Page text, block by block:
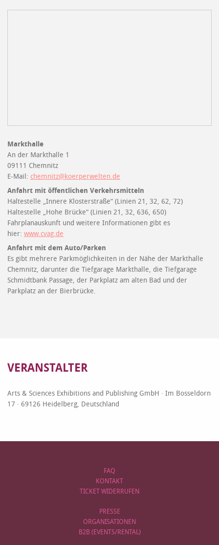
Markthalle
An der Markthalle 1
09111 Chemnitz
E-Mail: chemnitz@koerperwelten.de
Anfahrt mit öffentlichen Verkehrsmitteln
Haltestelle „Innere Klosterstraße“ (Linien 21, 32, 62, 72)
Haltestelle „Hohe Brücke“ (Linien 21, 32, 636, 650)
Fahrplanauskunft und weitere Informationen gibt es
hier: www.cvag.de
Anfahrt mit dem Auto/Parken
Es gibt mehrere Parkmöglichkeiten in der Nähe der Markthalle
Chemnitz, darunter die Tiefgarage Markthalle, die Tiefgarage
Schmidtbank Passage, der Parkplatz am alten Bad und der
Parkplatz an der Bierbrücke.
VERANSTALTER
Arts & Sciences Exhibitions and Publishing GmbH · Im Bosseldorn
17 · 69126 Heidelberg, Deutschland
FAQ
KONTAKT
TICKET WIDERRUFEN
PRESSE
ORGANISATIONEN
B2B (EVENTS/RENTAL)